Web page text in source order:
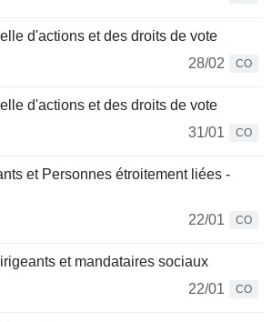
d'actions et des droits de vote
28/02
CO
d'actions et des droits de vote
31/01
CO
et Personnes étroitement liées -
22/01
CO
et mandataires sociaux
22/01
CO